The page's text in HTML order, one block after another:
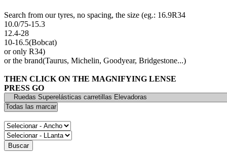
Search from our tyres, no spacing, the size (eg.: 16.9R34
10.0/75-15.3
12.4-28
10-16.5(Bobcat)
or only R34)
or the brand(Taurus, Michelin, Goodyear, Bridgestone...)
THEN CLICK ON THE MAGNIFYING LENSE
PRESS GO